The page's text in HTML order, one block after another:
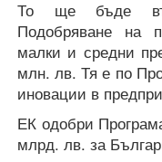
То ще бъде
Подобряване на
малки и средни
млн. лв. Тя е по
иновации в
ЕК одобри
млрд. лв. за